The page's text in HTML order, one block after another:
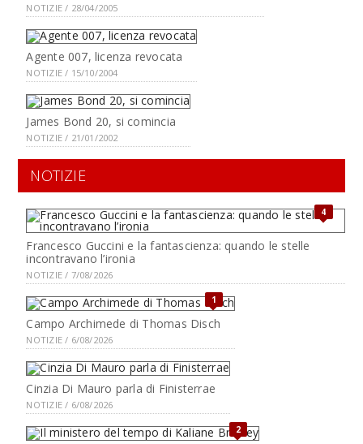
NOTIZIE / 28/04/2005
Agente 007, licenza revocata
NOTIZIE / 15/10/2004
James Bond 20, si comincia
NOTIZIE / 21/01/2002
NOTIZIE
4
Francesco Guccini e la fantascienza: quando le stelle
incontravano l’ironia
NOTIZIE / 7/08/2026
1
Campo Archimede di Thomas Disch
NOTIZIE / 6/08/2026
Cinzia Di Mauro parla di Finisterrae
NOTIZIE / 6/08/2026
2